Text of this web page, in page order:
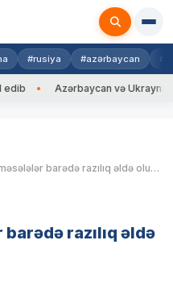
#rusiya #azərbaycan
Azərbaycan və Ukrayna XİN
Araqçı: Bəzi məsələlər barədə razılıq əldə olunub
razılıq əldə